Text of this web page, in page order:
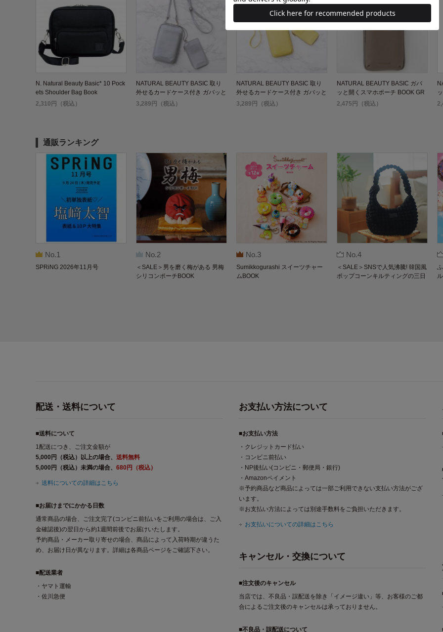
N. Natural Beauty Basic* 10 Pock
ets Shoulder Bag Book
2,310円（税込）
NATURAL BEAUTY BASIC 取り
外せるカードケース付き ガバッと
開くスマホショルダーBOOK SILV
3,289円（税込）
NATURAL BEAUTY BASIC 取り
外せるカードケース付き ガバッと
開くスマホショルダーBOOK LEM
3,289円（税込）
NATURAL BEAUTY BASIC ガバ
ッと開くスマホポーチ BOOK GR
EIGE
2,475円（税込）
T
通販ランキング
No.1
SPRiNG 2026年11月号
No.2
＜SALE＞男を磨く梅がある 男梅
シリコンポーチBOOK
No.3
Sumikkogurashi スイーツチャー
ムBOOK
No.4
＜SALE＞SNSで人気沸騰! 韓国風
ポップコーンキルティングの三日
配送・送料について
■送料について
1配送につき、ご注文金額が
5,000円（税込）以上の場合、 送料無料
5,000円（税込）未満の場合、 680円（税込）
送料についての詳細はこちら
■お届けまでにかかる日数
通常商品の場合、ご注文完了(コンビニ前払いをご利用の場合は、ご入
金確認後)の翌日から約1週間前後でお届けいたします。
予約商品・メーカー取り寄せの場合、商品によって入荷時期が違うた
め、お届け日が異なります。詳細は各商品ページをご確認下さい。
■配送業者
・ヤマト運輸
・佐川急便
お支払い方法について
■お支払い方法
・クレジットカード払い
・コンビニ前払い
・NP後払い(コンビニ・郵便局・銀行)
・Amazonペイメント
※予約商品など商品によっては一部ご利用できない支払い方法がござ
います。
※お支払い方法によっては別途手数料をご負担いただきます。
お支払いについての詳細はこちら
キャンセル・交換について
■注文後のキャンセル
当店では、不良品・誤配送を除き「イメージ違い」等、お客様のご都
合によるご注文後のキャンセルは承っておりません。
■不良品・誤配送について